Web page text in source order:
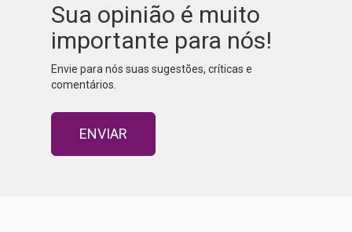
Sua opinião é muito
importante para nós!
Envie para nós suas sugestões, críticas e
comentários.
ENVIAR